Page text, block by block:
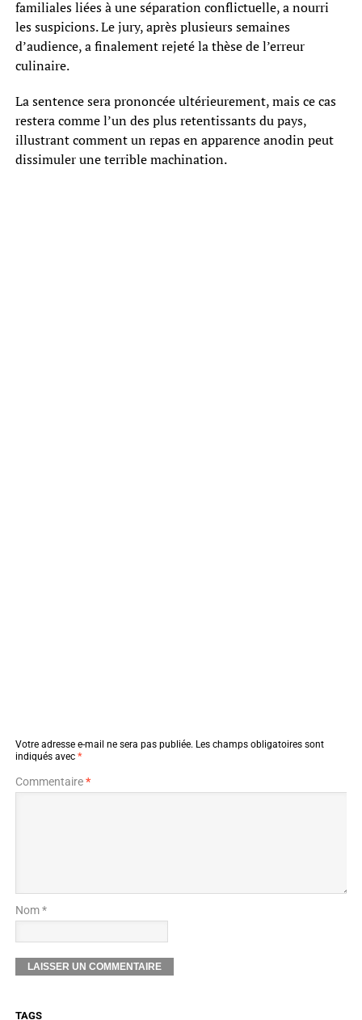
familiales liées à une séparation conflictuelle, a nourri
les suspicions. Le jury, après plusieurs semaines
d’audience, a finalement rejeté la thèse de l’erreur
culinaire.
La sentence sera prononcée ultérieurement, mais ce cas
restera comme l’un des plus retentissants du pays,
illustrant comment un repas en apparence anodin peut
dissimuler une terrible machination.
Votre adresse e-mail ne sera pas publiée. Les champs obligatoires sont
indiqués avec *
Commentaire*
Nom *
TAGS